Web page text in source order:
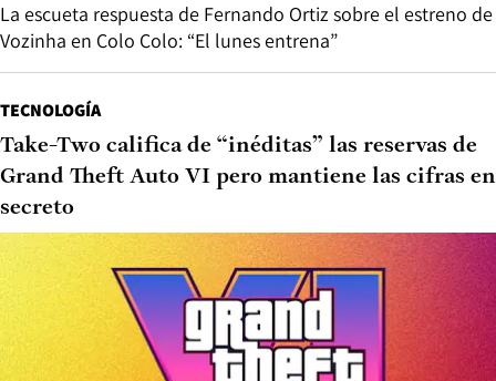
La escueta respuesta de Fernando Ortiz sobre el estreno de
Vozinha en Colo Colo: “El lunes entrena”
TECNOLOGÍA
Take-Two califica de “inéditas” las reservas de
Grand Theft Auto VI pero mantiene las cifras en
secreto